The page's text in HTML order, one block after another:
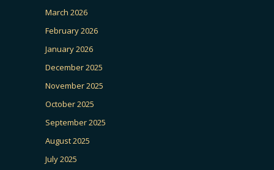
March 2026
February 2026
January 2026
December 2025
November 2025
October 2025
September 2025
August 2025
July 2025